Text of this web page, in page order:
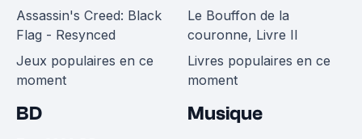
Assassin's Creed: Black
Flag - Resynced
Jeux populaires en ce
moment
Le Bouffon de la
couronne, Livre II
Livres populaires en ce
moment
BD Musique